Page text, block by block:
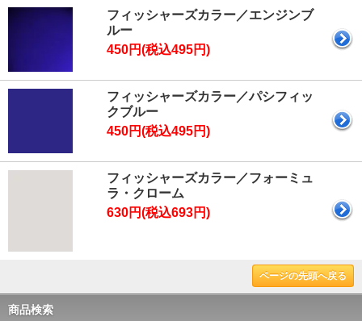
フィッシャーズカラー／エンジンブ
ルー
450円(税込495円)
フィッシャーズカラー／パシフィッ
クブルー
450円(税込495円)
フィッシャーズカラー／フォーミュ
ラ・クローム
630円(税込693円)
ページの先頭へ戻る
商品検索